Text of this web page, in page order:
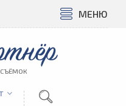
МЕНЮ